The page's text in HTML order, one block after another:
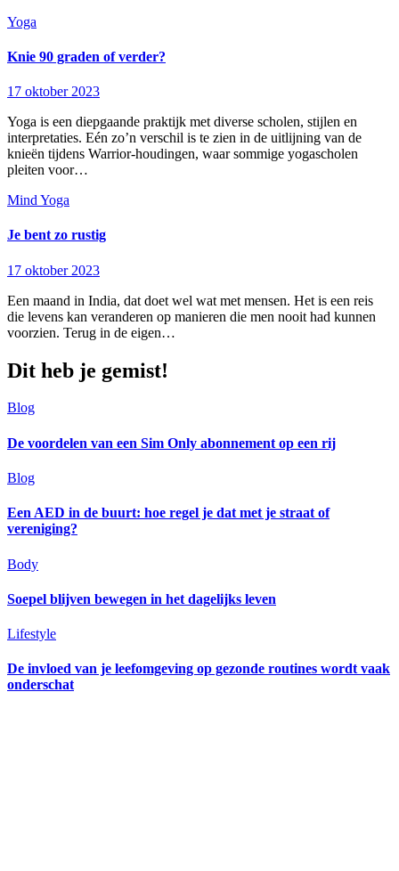
Yoga
Knie 90 graden of verder?
17 oktober 2023
Yoga is een diepgaande praktijk met diverse scholen, stijlen en
interpretaties. Eén zo’n verschil is te zien in de uitlijning van de
knieën tijdens Warrior-houdingen, waar sommige yogascholen
pleiten voor…
Mind Yoga
Je bent zo rustig
17 oktober 2023
Een maand in India, dat doet wel wat met mensen. Het is een reis
die levens kan veranderen op manieren die men nooit had kunnen
voorzien. Terug in de eigen…
Dit heb je gemist!
Blog
De voordelen van een Sim Only abonnement op een rij
Blog
Een AED in de buurt: hoe regel je dat met je straat of
vereniging?
Body
Soepel blijven bewegen in het dagelijks leven
Lifestyle
De invloed van je leefomgeving op gezonde routines wordt vaak
onderschat